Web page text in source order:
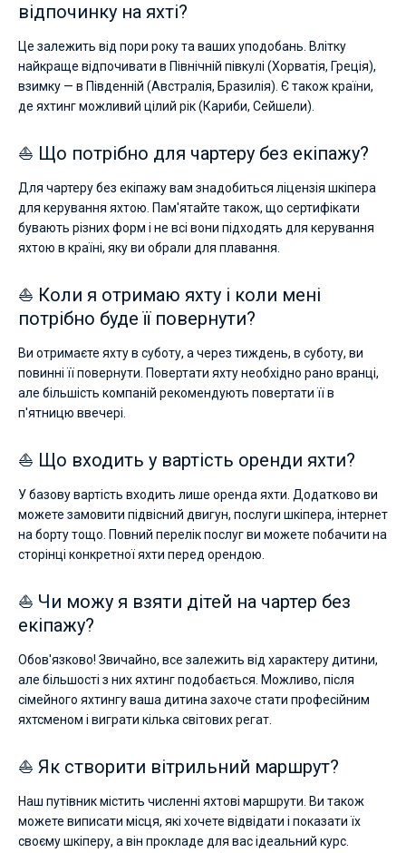
відпочинку на яхті?
Це залежить від пори року та ваших уподобань. Влітку
найкраще відпочивати в Північній півкулі (Хорватія, Греція),
взимку — в Південній (Австралія, Бразилія). Є також країни,
де яхтинг можливий цілий рік (Кариби, Сейшели).
⛵ Що потрібно для чартеру без екіпажу?
Для чартеру без екіпажу вам знадобиться ліцензія шкіпера
для керування яхтою. Пам'ятайте також, що сертифікати
бувають різних форм і не всі вони підходять для керування
яхтою в країні, яку ви обрали для плавання.
⛵ Коли я отримаю яхту і коли мені
потрібно буде її повернути?
Ви отримаєте яхту в суботу, а через тиждень, в суботу, ви
повинні її повернути. Повертати яхту необхідно рано вранці,
але більшість компаній рекомендують повертати її в
п'ятницю ввечері.
⛵ Що входить у вартість оренди яхти?
У базову вартість входить лише оренда яхти. Додатково ви
можете замовити підвісний двигун, послуги шкіпера, інтернет
на борту тощо. Повний перелік послуг ви можете побачити на
сторінці конкретної яхти перед орендою.
⛵ Чи можу я взяти дітей на чартер без
екіпажу?
Обов'язково! Звичайно, все залежить від характеру дитини,
але більшості з них яхтинг подобається. Можливо, після
сімейного яхтингу ваша дитина захоче стати професійним
яхтсменом і виграти кілька світових регат.
⛵ Як створити вітрильний маршрут?
Наш путівник містить численні яхтові маршрути. Ви також
можете виписати місця, які хочете відвідати і показати їх
своєму шкіперу, а він прокладе для вас ідеальний курс.